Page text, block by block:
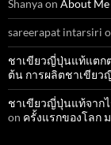
Shanyaon About Me
sareerapat intarsiri
ชาเขียวญี่ปุ่นแท้แตกต่
ต้น การผลิตชาเขียว
ชาเขียวญี่ปุ่นแท้จาก
on ครั้งแรกของโลก